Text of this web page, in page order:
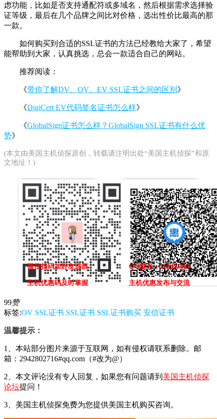
虑功能，比如是否支持通配符或多域名，然后根据需求选择验
证等级，最后在几个品牌之间比对价格，选出性价比最高的那
一款。
如何购买到合适的SSL证书的方法已经教给大家了，希望
能帮助到大家，认真挑选，总会一款适合自己的网站。
推荐阅读：
《带你了解DV、OV、EV SSL证书之间的区别 》
《DigiCert EV代码签名证书怎么样》
《GlobalSign证书怎么样？GlobalSign SSL证书有什么优
势》
(本文由美国主机侦探原创，转载请注明出处“美国主机侦探”和原
文地址！)
微信扫码加好友进群
主机优惠码及时掌握
QQ群号：164393063
主机优惠发布与交流
99赞
标签:OV SSL证书 SSL证书 SSL证书购买 安信证书
温馨提示：
1、本站部分图片来源于互联网，如有侵权请联系删除。邮
箱：2942802716#qq.com（#改为@）
2、本文评论没有专人回复，如果您有问题请到 美国主机侦探
论坛提问！
3、美国主机侦探免费为您提供美国主机购买咨询。